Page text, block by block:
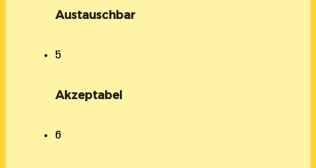
Austauschbar
5
Akzeptabel
6